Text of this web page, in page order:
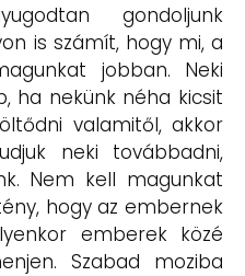
gondoljunk
is számít, hogy mi, a
jobban. Neki
ha nekünk néha kicsit
valamitől, akkor
neki továbbadni,
Nem kell magunkat
hogy az embernek
emberek közé
Szabad moziba